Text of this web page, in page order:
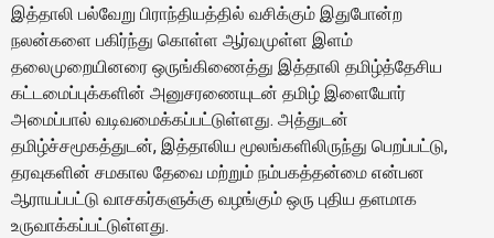
இத்தாலி பல்வேறு பிராந்தியத்தில் வசிக்கும் இதுபோன்ற
நலன்களை பகிர்ந்து கொள்ள ஆர்வமுள்ள இளம்
தலைமுறையினரை ஒருங்கிணைத்து இத்தாலி தமிழ்த்தேசிய
கட்டமைப்புக்களின் அனுசரணையுடன் தமிழ் இளையோர்
அமைப்பால் வடிவமைக்கப்பட்டுள்ளது. அத்துடன்
தமிழ்ச்சமூகத்துடன், இத்தாலிய மூலங்களிலிருந்து பெறப்பட்டு,
தரவுகளின் சமகால தேவை மற்றும் நம்பகத்தன்மை என்பன
ஆராயப்பட்டு வாசகர்களுக்கு வழங்கும் ஒரு புதிய தளமாக
உருவாக்கப்பட்டுள்ளது.